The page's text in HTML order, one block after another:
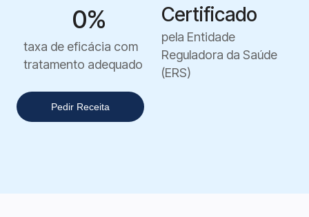
0%
taxa de eficácia com
tratamento adequado
Certificado
pela Entidade
Reguladora da Saúde
(ERS)
Pedir Receita